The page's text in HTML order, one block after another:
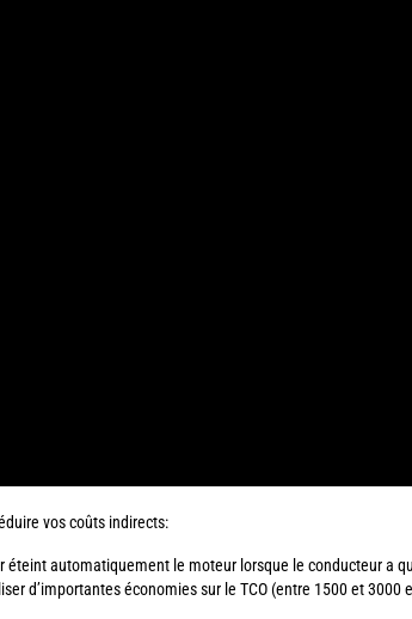
vos coûts indirects:
éteint automatiquement le moteur lorsque le conducteur a
d’importantes économies sur le TCO (entre 1500 et